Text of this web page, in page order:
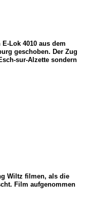
Lok 4010 aus dem
geschoben. Der Zug
sur-Alzette sondern
Wiltz filmen, als die
Film aufgenommen